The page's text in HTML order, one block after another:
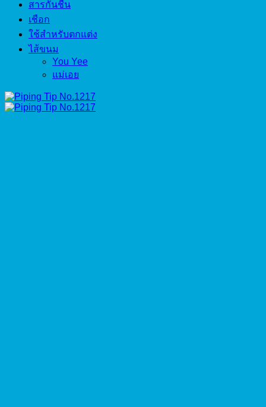
สารกันชื้น
เชือก
ใช้สำหรับตกแต่ง
ไส้ขนม
You Yee
แม่เอย